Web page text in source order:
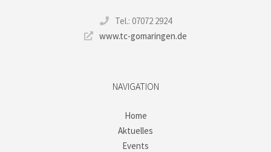
Tel.: 07072 2924
www.tc-gomaringen.de
NAVIGATION
Home
Aktuelles
Events